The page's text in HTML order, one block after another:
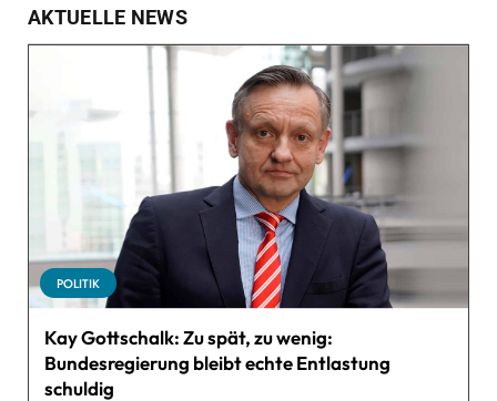
AKTUELLE NEWS
POLITIK
Kay Gottschalk: Zu spät, zu wenig:
Bundesregierung bleibt echte Entlastung
schuldig